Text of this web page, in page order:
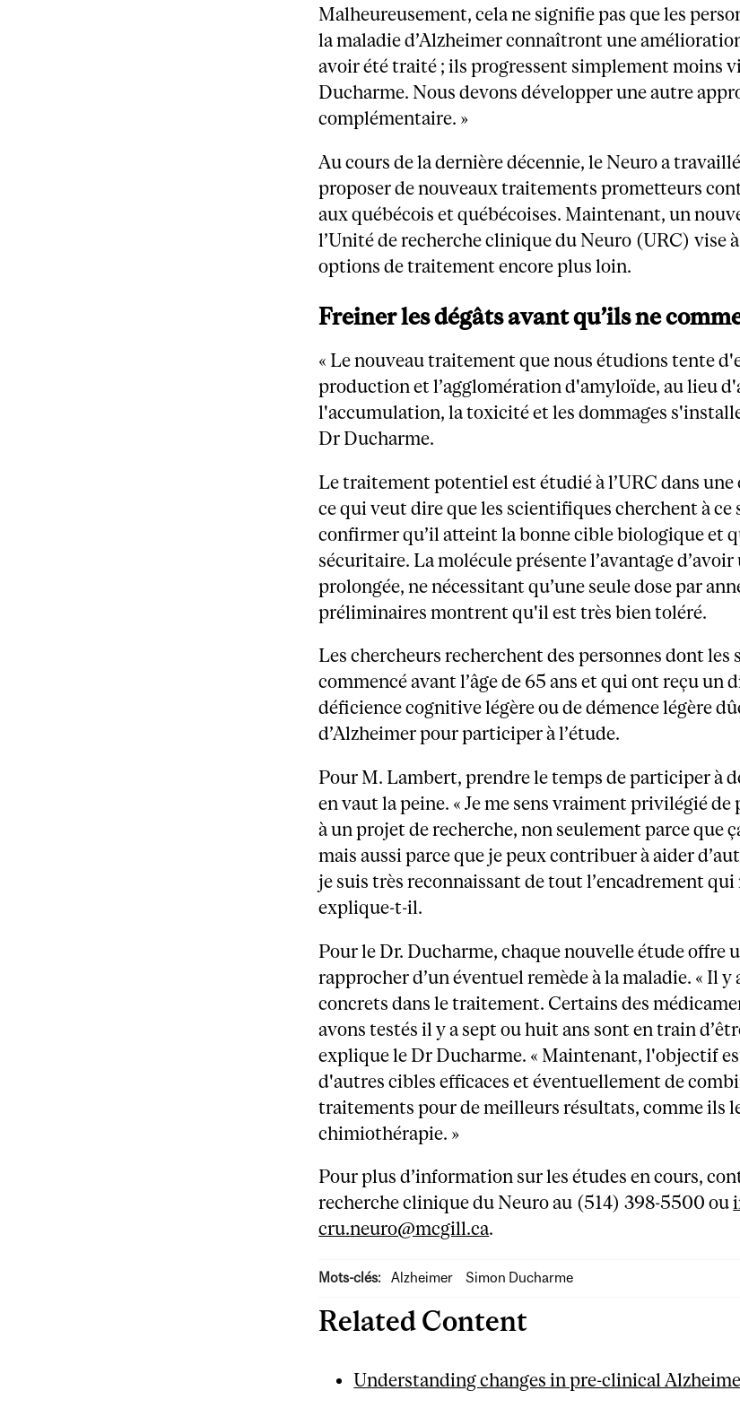
Malheureusement, cela ne signifie pas que les
la maladie d’Alzheimer connaîtront une
avoir été traité ; ils progressent simplement moins
Ducharme. Nous devons développer une autre
complémentaire. »
Au cours de la dernière décennie, le Neuro a
proposer de nouveaux traitements prometteurs
aux québécois et québécoises. Maintenant, un
l’Unité de recherche clinique du Neuro (URC) vise
options de traitement encore plus loin.
Freiner les dégâts avant qu’ils ne
« Le nouveau traitement que nous étudions tente
production et l’agglomération d'amyloïde, au lieu
l'accumulation, la toxicité et les dommages
Dr Ducharme.
Le traitement potentiel est étudié à l’URC dans une
ce qui veut dire que les scientifiques cherchent à ce
confirmer qu’il atteint la bonne cible biologique et
sécuritaire. La molécule présente l’avantage
prolongée, ne nécessitant qu’une seule dose par
préliminaires montrent qu'il est très bien toléré.
Les chercheurs recherchent des personnes dont les
commencé avant l’âge de 65 ans et qui ont reçu un
déficience cognitive légère ou de démence légère
d’Alzheimer pour participer à l’étude.
Pour M. Lambert, prendre le temps de participer à
en vaut la peine. « Je me sens vraiment privilégié
à un projet de recherche, non seulement parce que
mais aussi parce que je peux contribuer à aider
je suis très reconnaissant de tout l’encadrement qui
explique-t-il.
Pour le Dr. Ducharme, chaque nouvelle étude offre
rapprocher d’un éventuel remède à la maladie. « Il y
concrets dans le traitement. Certains des
avons testés il y a sept ou huit ans sont en train
explique le Dr Ducharme. « Maintenant, l'objectif
d'autres cibles efficaces et éventuellement de
traitements pour de meilleurs résultats, comme ils
chimiothérapie. »
Pour plus d’information sur les études en cours,
recherche clinique du Neuro au (514) 398-5500 ou
cru.neuro@mcgill.ca.
Mots-clés: Alzheimer Simon Ducharme
Related Content
Understanding changes in pre-clinical